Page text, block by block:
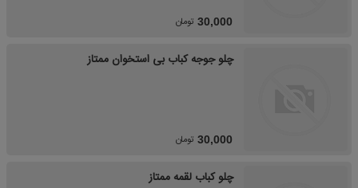
30,000 تومان
چلو جوجه کباب بی استخوان ممتاز
30,000 تومان
چلو کباب لقمه ممتاز